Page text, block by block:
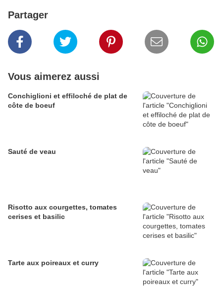
Partager
Vous aimerez aussi
Conchiglioni et effiloché de plat de
côte de boeuf
Sauté de veau
Risotto aux courgettes, tomates
cerises et basilic
Tarte aux poireaux et curry